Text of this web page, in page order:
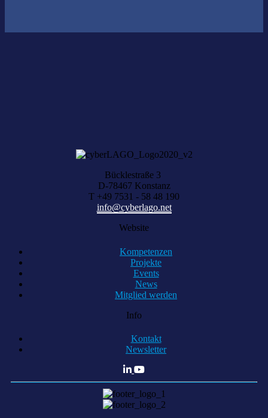
Bücklestraße 3
D-78467 Konstanz
T +49 7531 - 58 48 190
info@cyberlago.net
Website
Kompetenzen
Projekte
Events
News
Mitglied werden
Info
Kontakt
Newsletter